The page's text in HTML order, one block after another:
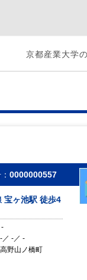
京都産業大学
0000000557
宝ヶ池駅 徒歩4
-
-／ -／ -
野山ノ橋町